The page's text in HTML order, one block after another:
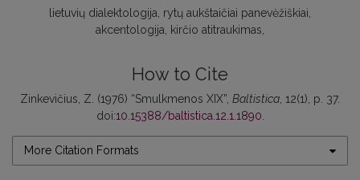
lietuvių dialektologija rytų aukštaičiai panevėžiškiai
akcentologija
kirčio atitraukimas
How to Cite
Zinkevičius, Z. (1976) “Smulkmenos XIX”, Baltistica , 12(1), p. 37.
doi:10.15388/baltistica.12.1.1890
More Citation Formats